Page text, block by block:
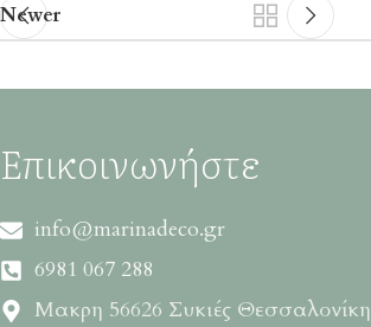
Newer
Επικοινωνήστε
info@marinadeco.gr
6981 067 288
Μακρη 56626 Συκιές Θεσσαλονίκη